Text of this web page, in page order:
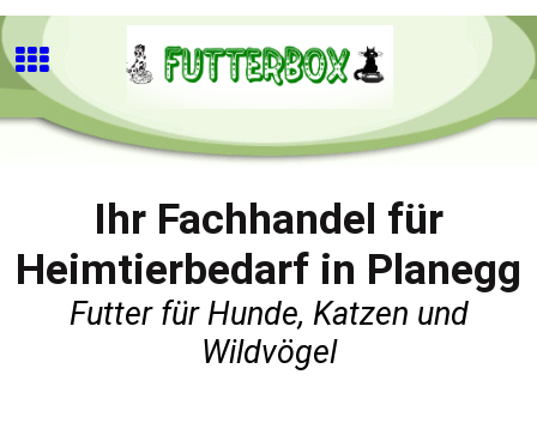
Ihr Fachhandel für
Heimtierbedarf in Planegg
Futter für Hunde, Katzen und
Wildvögel